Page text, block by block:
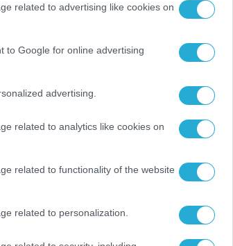
related to advertising like cookies on
to Google for online advertising
advertising.
related to analytics like cookies on
related to functionality of the website
related to personalization.
ενός μαχητικού
των ΗΠΑ.
που έμοιαζε με τη
πάνω από το νερό
κανένα ίχνος θερμικής
εξαφανιζόμενος
του